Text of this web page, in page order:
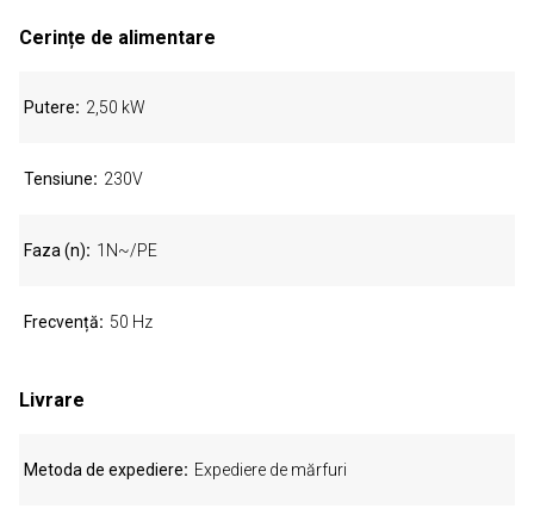
Cerințe de alimentare
Putere 2,50 kW
Tensiune 230V
Faza (n) 1N~/PE
Frecvență 50 Hz
Livrare
Metoda de expediere Expediere de mărfuri